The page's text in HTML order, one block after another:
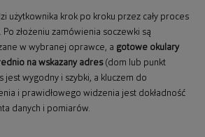
użytkownika krok po kroku przez cały proces
złożeniu zamówienia soczewki są
w wybranej oprawce, a gotowe okulary
na wskazany adres(dom lub punkt
jest wygodny i szybki, a kluczem do
i prawidłowego widzenia jest dokładność
danych i pomiarów.